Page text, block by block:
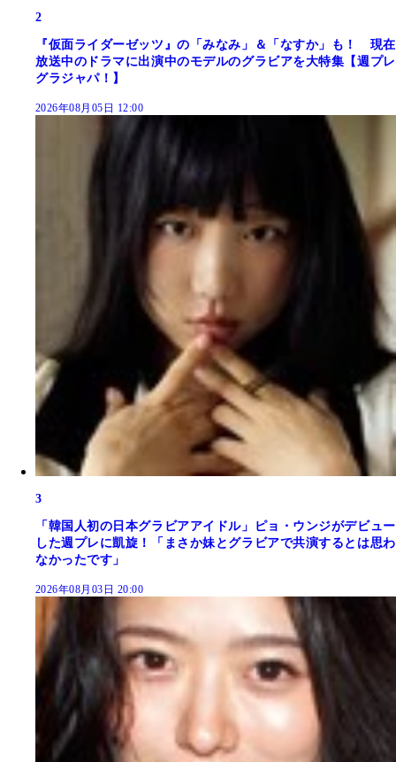
2
『仮面ライダーゼッツ』の「みなみ」＆「なすか」も！ 現在
放送中のドラマに出演中のモデルのグラビアを大特集【週プレ
グラジャパ！】
2026年08月05日 12:00
3
「韓国人初の日本グラビアアイドル」ピョ・ウンジがデビュー
した週プレに凱旋！「まさか妹とグラビアで共演するとは思わ
なかったです」
2026年08月03日 20:00